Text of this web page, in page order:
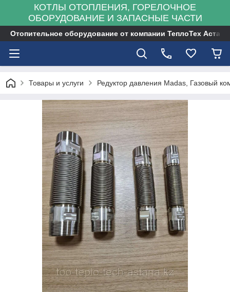
КОТЛЫ ОТОПЛЕНИЯ, ГОРЕЛОЧНОЕ
ОБОРУДОВАНИЕ И ЗАПАСНЫЕ ЧАСТИ
Отопительное оборудование от компании ТеплоТех Астана
Товары и услуги Редуктор давления Madas, Газовый